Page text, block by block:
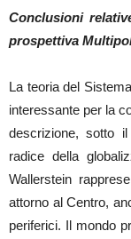
Conclusioni
prospettiva
La teoria del
interessante per la
descrizione, sotto
radice della
Wallerstein
attorno al Centro,
periferici. Il mondo